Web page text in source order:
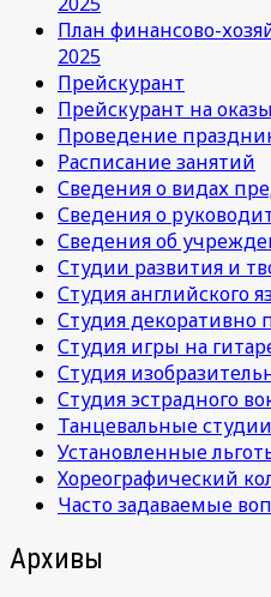
План финансово-
2025
Прейскурант
Прейскурант на
Проведение
Расписание занятий
Сведения о видах
Сведения о
Сведения об
Студии развития и
Студия английского
Студия декоративно
Студия игры на
Студия
Студия эстрадного
Танцевальные студии
Установленные
Хореографический
Часто задаваемые
Архивы